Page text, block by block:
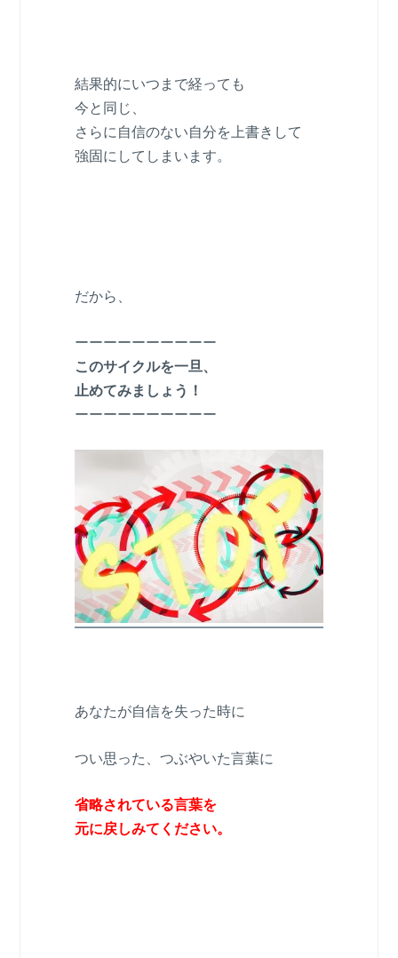
結果的にいつまで経っても
今と同じ、
さらに自信のない自分を上書きして
強固にしてしまいます。
だから、
ーーーーーーーーーー
このサイクルを一旦、
止めてみましょう！
ーーーーーーーーーー
あなたが自信を失った時に
つい思った、つぶやいた言葉に
省略されている言葉を
元に戻しみてください。